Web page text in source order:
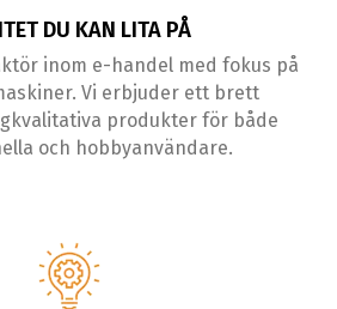
DU KAN LITA PÅ
inom e-handel med fokus på
Vi erbjuder ett brett
produkter för både
och hobbyanvändare.